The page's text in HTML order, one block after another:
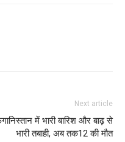
Next article
में भारी बारिश और बाढ़ से
भारी तबाही, अब तक12 की मौत